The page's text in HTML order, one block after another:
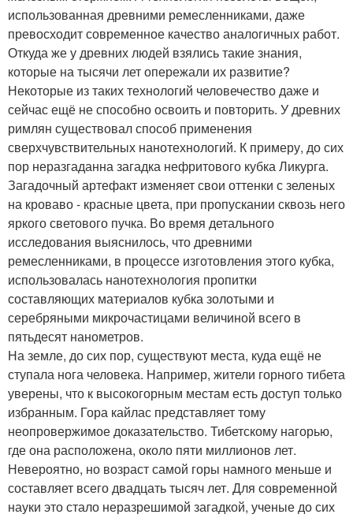
использованная древними ремесленниками, даже
превосходит современное качество аналогичных работ.
Откуда же у древних людей взялись такие знания,
которые на тысячи лет опережали их развитие?
Некоторые из таких технологий человечество даже и
сейчас ещё не способно освоить и повторить. У древних
римлян существовал способ применения
сверхчувствительных нанотехнологий. К примеру, до сих
пор неразгаданна загадка нефритового кубка Ликурга.
Загадочный артефакт изменяет свои оттенки с зеленых
на кроваво - красные цвета, при пропускании сквозь него
яркого светового пучка. Во время детального
исследования выяснилось, что древними
ремесленниками, в процессе изготовления этого кубка,
использовалась нанотехнология пропитки
составляющих материалов кубка золотыми и
серебряными микрочастицами величиной всего в
пятьдесят нанометров.
На земле, до сих пор, существуют места, куда ещё не
ступала нога человека. Например, жители горного тибета
уверены, что к высокогорным местам есть доступ только
избранным. Гора кайлас представляет тому
неопровержимое доказательство. Тибетскому нагорью,
где она расположена, около пяти миллионов лет.
Невероятно, но возраст самой горы намного меньше и
составляет всего двадцать тысяч лет. Для современной
науки это стало неразрешимой загадкой, ученые до сих